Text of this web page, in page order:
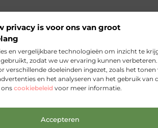
privacy is voor ons van groot
en vergelijkbare technologieën om inzicht te
zodat we uw ervaring kunnen verbeteren.
verschillende doeleinden ingezet, zoals het tonen
en het analyseren van het gebruik van
ons cookiebeleid voor meer informatie.
Accepteren